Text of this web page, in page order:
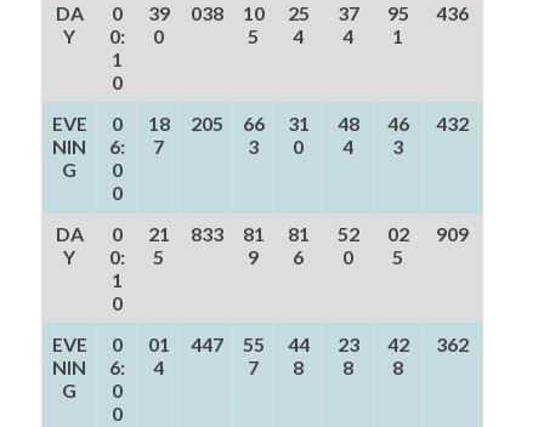
DA
Y
0
0:
1
0
39
0
038
10
5
25
4
37
4
95
1
436
EVE
NIN
G
0
6:
0
0
18
7
205
66
3
31
0
48
4
46
3
432
DA
Y
0
0:
1
0
21
5
833
81
9
81
6
52
0
02
5
909
EVE
NIN
G
0
6:
0
0
01
4
447
55
7
44
8
23
8
42
8
362